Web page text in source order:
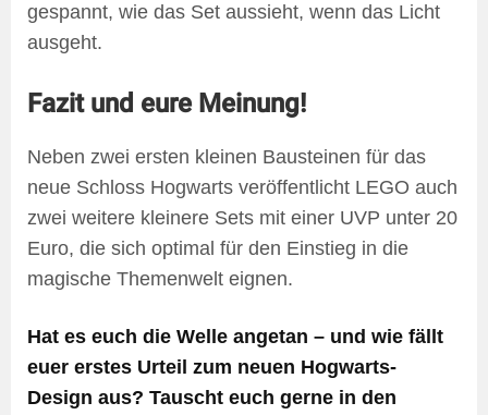
gespannt, wie das Set aussieht, wenn das Licht
ausgeht.
Fazit und eure Meinung!
Neben zwei ersten kleinen Bausteinen für das
neue Schloss Hogwarts veröffentlicht LEGO auch
zwei weitere kleinere Sets mit einer UVP unter 20
Euro, die sich optimal für den Einstieg in die
magische Themenwelt eignen.
Hat es euch die Welle angetan – und wie fällt
euer erstes Urteil zum neuen Hogwarts-
Design aus? Tauscht euch gerne in den